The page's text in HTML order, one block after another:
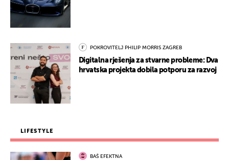
POKROVITELJ PHILIP MORRIS ZAGREB
Digitalna rješenja za stvarne probleme: Dva
hrvatska projekta dobila potporu za razvoj
LIFESTYLE
BAŠ EFEKTNA